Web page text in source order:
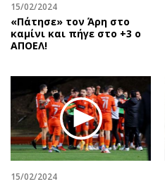
15/02/2024
«Πάτησε» τον Άρη στο
καμίνι και πήγε στο +3 ο
ΑΠΟΕΛ!
15/02/2024